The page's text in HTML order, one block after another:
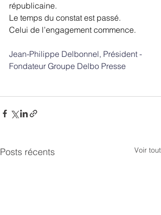
républicaine.
Le temps du constat est passé.
Celui de l’engagement commence.
Jean-Philippe Delbonnel, Président -
Fondateur Groupe Delbo Presse
Posts récents Voir tout